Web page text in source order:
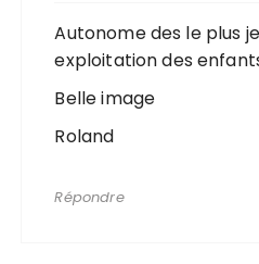
Autonome des le plus
exploitation des
Belle image
Roland
Répondre